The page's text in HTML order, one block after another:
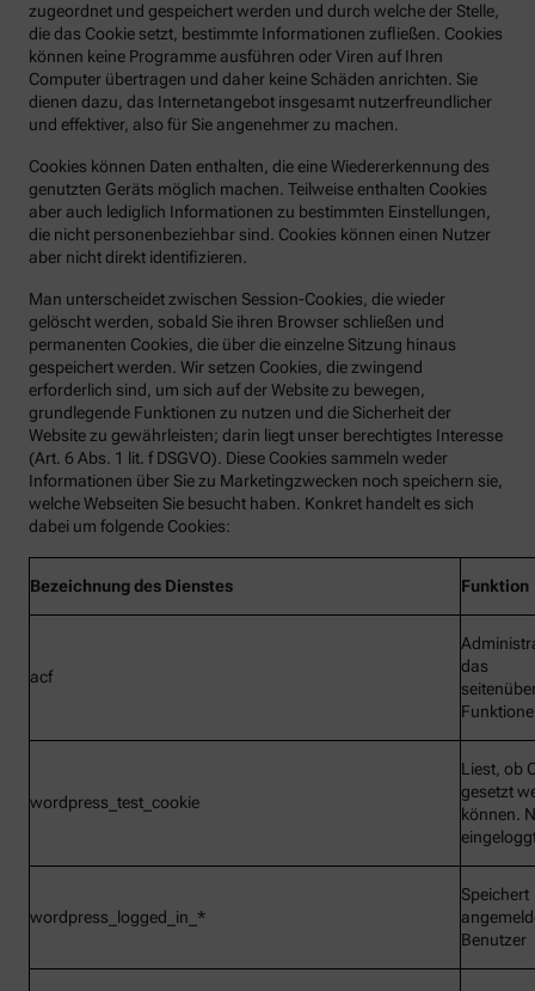
zugeordnet und gespeichert werden und durch welche der Stelle,
die das Cookie setzt, bestimmte Informationen zufließen. Cookies
können keine Programme ausführen oder Viren auf Ihren
Computer übertragen und daher keine Schäden anrichten. Sie
dienen dazu, das Internetangebot insgesamt nutzerfreundlicher
und effektiver, also für Sie angenehmer zu machen.
Cookies können Daten enthalten, die eine Wiedererkennung des
genutzten Geräts möglich machen. Teilweise enthalten Cookies
aber auch lediglich Informationen zu bestimmten Einstellungen,
die nicht personenbeziehbar sind. Cookies können einen Nutzer
aber nicht direkt identifizieren.
Man unterscheidet zwischen Session-Cookies, die wieder
gelöscht werden, sobald Sie ihren Browser schließen und
permanenten Cookies, die über die einzelne Sitzung hinaus
gespeichert werden. Wir setzen Cookies, die zwingend
erforderlich sind, um sich auf der Website zu bewegen,
grundlegende Funktionen zu nutzen und die Sicherheit der
Website zu gewährleisten; darin liegt unser berechtigtes Interesse
(Art. 6 Abs. 1 lit. f DSGVO). Diese Cookies sammeln weder
Informationen über Sie zu Marketingzwecken noch speichern sie,
welche Webseiten Sie besucht haben. Konkret handelt es sich
dabei um folgende Cookies:
Bezeichnungdes Dienstes Funktion
acf
das
wordpress_test_cookie
Liest, ob
gesetzt
können.
wordpress_logged_in_*
Speichert
Benutzer